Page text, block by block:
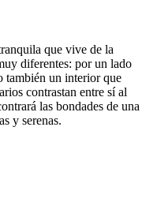
que vive de la
diferentes: por un lado
también un interior que
contrastan entre sí al
las bondades de una
y serenas.